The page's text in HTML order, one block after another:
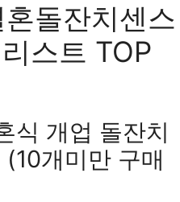
돌잔치센스
스트 TOP
식 개업 돌잔치
개미만 구매